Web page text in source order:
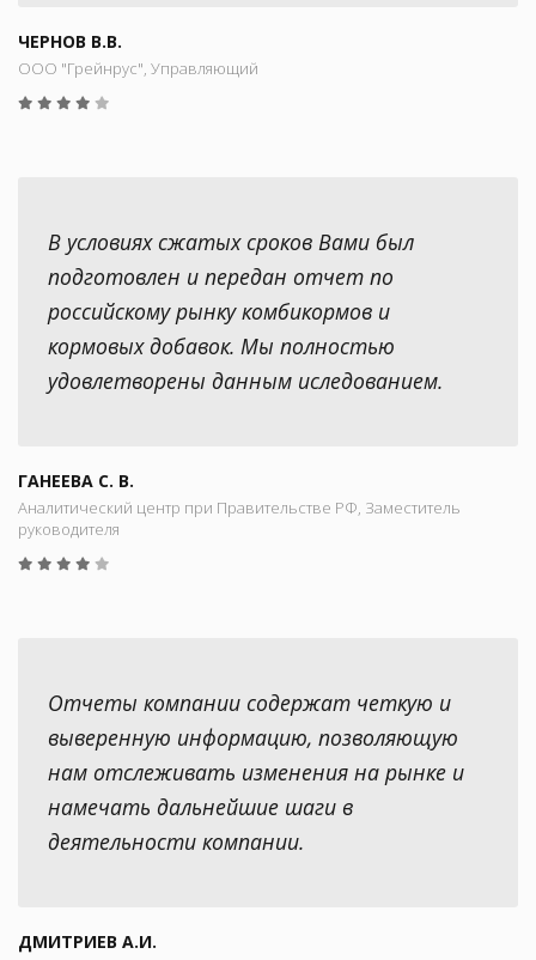
ЧЕРНОВ В.В.
ООО "Грейнрус", Управляющий
В условиях сжатых сроков Вами был
подготовлен и передан отчет по
российскому рынку комбикормов и
кормовых добавок. Мы полностью
удовлетворены данным иследованием.
ГАНЕЕВА С. В.
Аналитический центр при Правительстве РФ, Заместитель
руководителя
Отчеты компании содержат четкую и
выверенную информацию, позволяющую
нам отслеживать изменения на рынке и
намечать дальнейшие шаги в
деятельности компании.
ДМИТРИЕВ А.И.